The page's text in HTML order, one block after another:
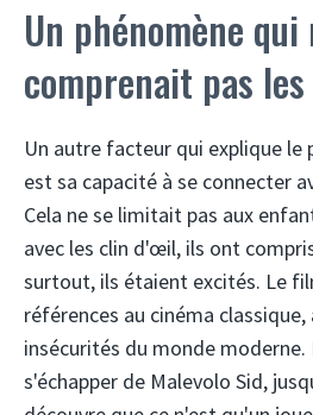
Un phénomène qui
comprenait pas les
Un autre facteur qui explique le
est sa capacité à se connecter
Cela ne se limitait pas aux
avec les clin d'œil, ils ont
surtout, ils étaient excités. Le
références au cinéma
insécurités du monde moderne.
s'échapper de Malevolo Sid,